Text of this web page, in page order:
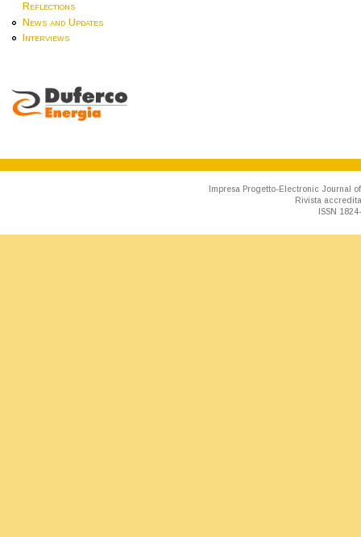
Reflections
News and Updates
Interviews
Impresa Progetto-Electronic Journal
Rivista
ISSN